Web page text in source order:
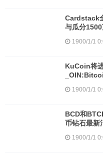
Cardstack
与瓜分
1900/1/1
KuCoin将
1900/1/1
BCD和
币钻石最新
1900/1/1